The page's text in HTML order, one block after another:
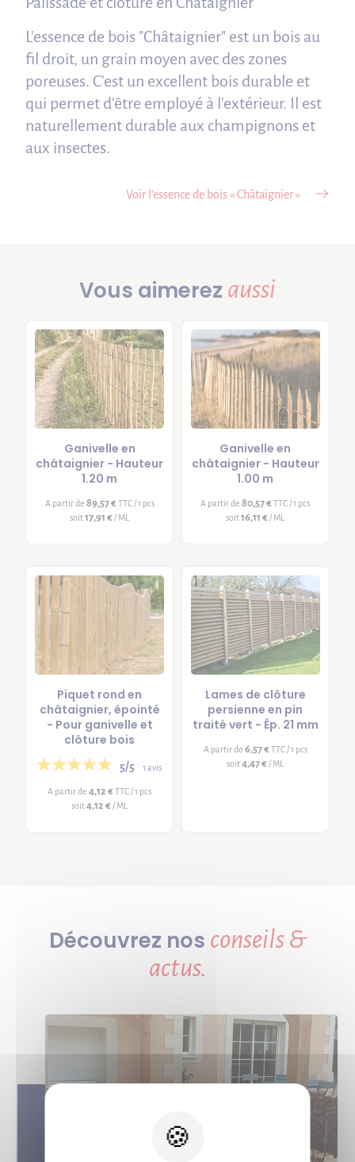
L'essence de bois "Châtaignier" est un bois au
fil droit, un grain moyen avec des zones
poreuses. C'est un excellent bois durable et
qui permet d'être employé à l'extérieur. Il est
naturellement durable aux champignons et
aux insectes.
Voir l’essence de bois « Châtaignier »
Vous aimerez aussi
Ganivelle en
châtaignier - Hauteur
1.20 m
A partir de 89,57 € TTC / 1 pcs
soit17,91 € / ML
Ganivelle en
châtaignier - Hauteur
1.00 m
A partir de80,57 € TTC / 1 pcs
soit16,11 € / ML
Piquet rond en
châtaignier, épointé
- Pour ganivelle et
clôture bois
5/5 1 avis
A partir de4,12 € TTC / 1 pcs
soit4,12 € / ML
Lames de clôture
persienne en pin
traité vert - Ép. 21 mm
A partir de 6,57 € TTC / 1 pcs
soit4,47 € / ML
Découvrez nos conseils &
actus.